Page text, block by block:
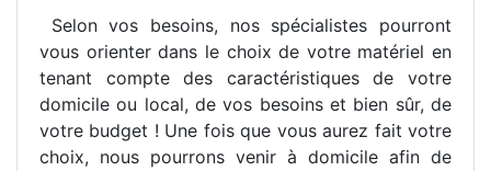
Selon vos besoins, nos spécialistes pourront
vous orienter dans le choix de votre matériel en
tenant compte des caractéristiques de votre
domicile ou local, de vos besoins et bien sûr, de
votre budget ! Une fois que vous aurez fait votre
choix, nous pourrons venir à domicile afin de